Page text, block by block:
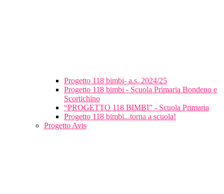
Progetto 118 bimbi- a.s. 2024/25
Progetto 118 bimbi - Scuola Primaria Bondeno e
Scortichino
“PROGETTO 118 BIMBI” - Scuola Primaria
Progetto 118 bimbi...torna a scuola!
Progetto Avis